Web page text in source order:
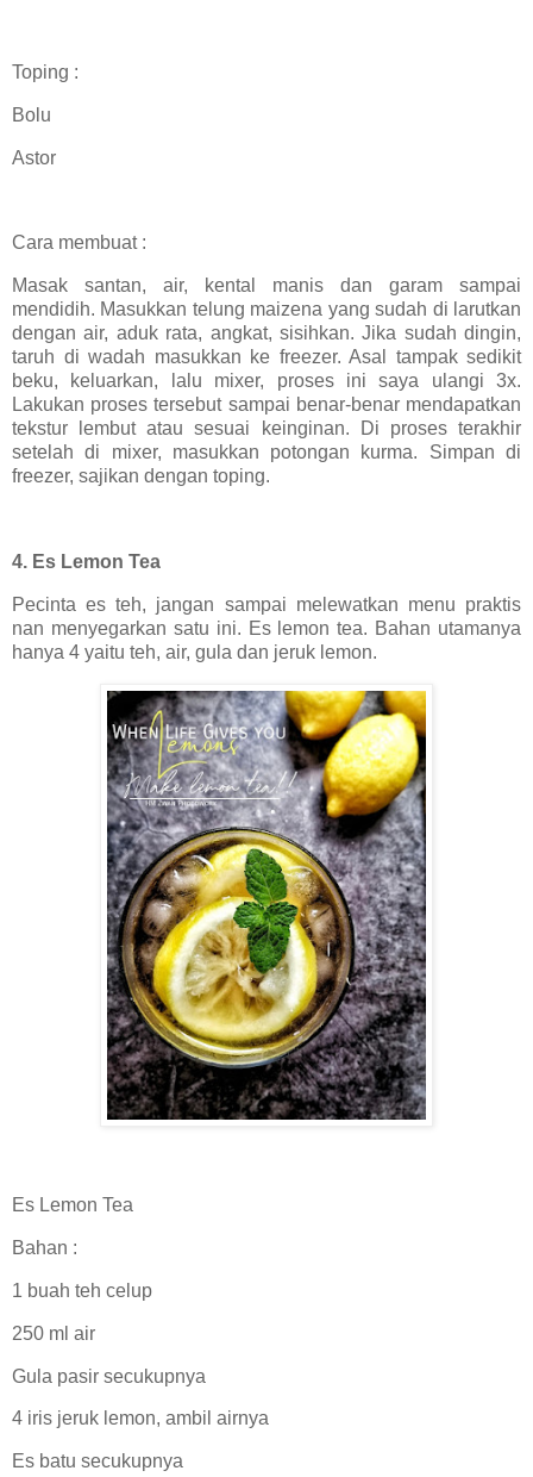
Toping :
Bolu
Astor
Cara membuat :
Masak santan, air, kental manis dan garam sampai
mendidih. Masukkan telung maizena yang sudah di larutkan
dengan air, aduk rata, angkat, sisihkan. Jika sudah dingin,
taruh di wadah masukkan ke freezer. Asal tampak sedikit
beku, keluarkan, lalu mixer, proses ini saya ulangi 3x.
Lakukan proses tersebut sampai benar-benar mendapatkan
tekstur lembut atau sesuai keinginan. Di proses terakhir
setelah di mixer, masukkan potongan kurma. Simpan di
freezer, sajikan dengan toping.
4. Es Lemon Tea
Pecinta es teh, jangan sampai melewatkan menu praktis
nan menyegarkan satu ini. Es lemon tea. Bahan utamanya
hanya 4 yaitu teh, air, gula dan jeruk lemon.
Es Lemon Tea
Bahan :
1 buah teh celup
250 ml air
Gula pasir secukupnya
4 iris jeruk lemon, ambil airnya
Es batu secukupnya